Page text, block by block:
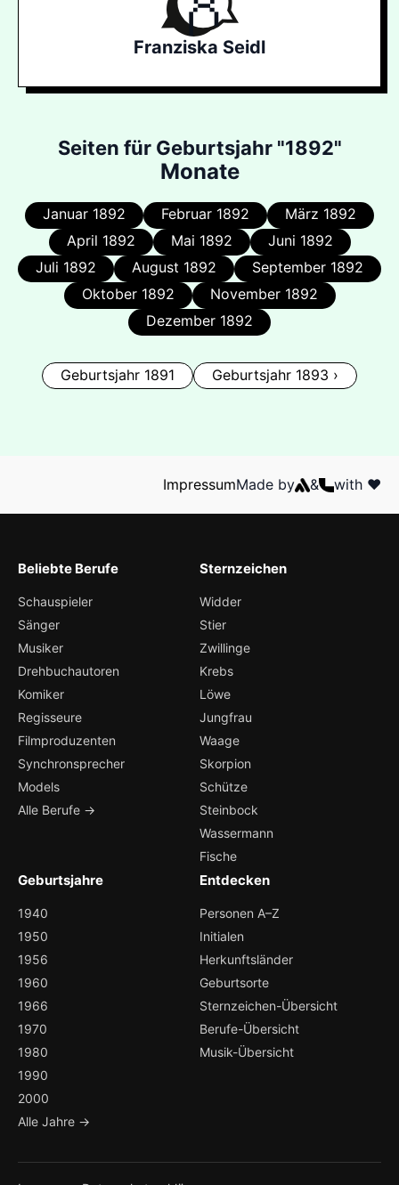
Franziska Seidl
Seiten für Geburtsjahr "1892"
Monate
Januar 1892 Februar 1892
März 1892
April 1892
Mai 1892
Juni 1892
Juli 1892
August 1892
September 1892
Oktober 1892
November 1892
Dezember 1892
Geburtsjahr 1891 Geburtsjahr 1893 ›
ImpressumMade by & with ❤️
Beliebte Berufe
Schauspieler
Sänger
Musiker
Drehbuchautoren
Komiker
Regisseure
Filmproduzenten
Synchronsprecher
Models
Alle Berufe →
Sternzeichen
Widder
Stier
Zwillinge
Krebs
Löwe
Jungfrau
Waage
Skorpion
Schütze
Steinbock
Wassermann
Fische
Geburtsjahre
1940
1950
1956
1960
1966
1970
1980
1990
2000
Alle Jahre →
Entdecken
Personen A–Z
Initialen
Herkunftsländer
Geburtsorte
Sternzeichen-Übersicht
Berufe-Übersicht
Musik-Übersicht